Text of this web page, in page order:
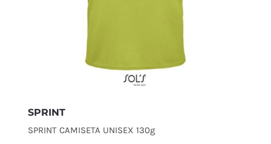
SPRINT
SPRINT CAMISETA UNISEX 130g